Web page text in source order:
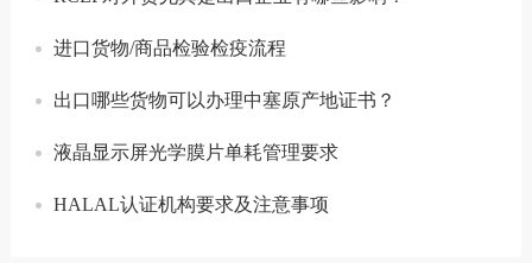
进口货物/商品检验检疫流程
出口哪些货物可以办理中塞原产地证书？
液晶显示屏光学膜片单耗管理要求
HALAL认证机构要求及注意事项